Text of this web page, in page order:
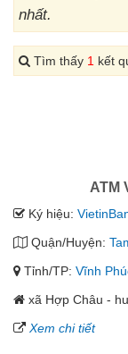
nhất.
Tìm thấy 1 kết
ATM
Ký hiệu:
Quận/Huyện:
Tỉnh/TP: Vĩnh
xã Hợp Châu -
Xem chi tiết